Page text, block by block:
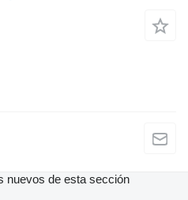
nuevos de esta sección